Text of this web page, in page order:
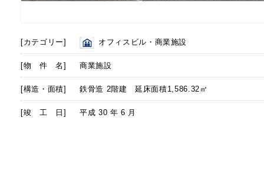
[カテゴリー] オフィスビル・商業施設
[物 件 名] 商業施設
[構造・面積] 鉄骨造 2階建 延床面積1,586.32㎡
[竣 工 日] 平成 30 年 6 月